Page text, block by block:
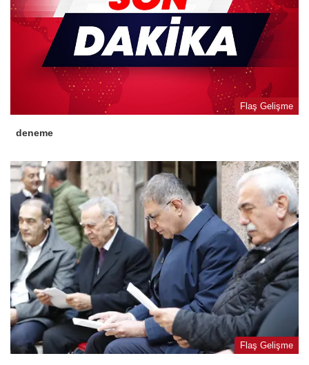
Flaş Gelişme
deneme
Flaş Gelişme